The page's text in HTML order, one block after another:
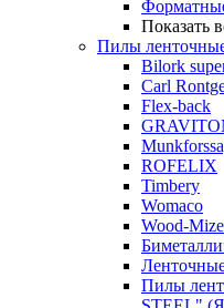
Показать
Пилы
Bilork
Carl
Flex-back
ROFELIX
Timbery
Womaco
Wood-
Пилы